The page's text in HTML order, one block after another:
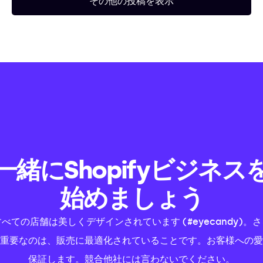
緒にShopifyビジネス
始めましょう
ての店舗は美しくデザインされています (#eyecandy)。さ
要なのは、販売に最適化されていることです。お客様への
保証します。競合他社には言わないでください。